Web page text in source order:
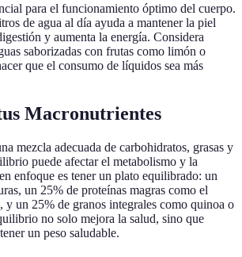
para el funcionamiento óptimo del cuerpo.
de agua al día ayuda a mantener la piel
y aumenta la energía. Considera
saborizadas con frutas como limón o
que el consumo de líquidos sea más
Macronutrientes
mezcla adecuada de carbohidratos, grasas y
puede afectar el metabolismo y la
enfoque es tener un plato equilibrado: un
un 25% de proteínas magras como el
y un 25% de granos integrales como quinoa o
no solo mejora la salud, sino que
un peso saludable.